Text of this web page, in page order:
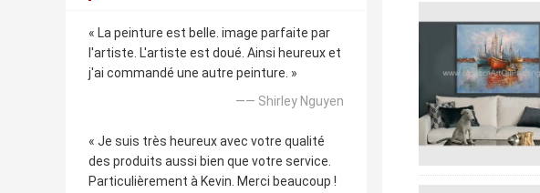
« La peinture est belle. image parfaite par
l'artiste. L'artiste est doué. Ainsi heureux et
j'ai commandé une autre peinture. »
—— Shirley Nguyen
« Je suis très heureux avec votre qualité
des produits aussi bien que votre service.
Particulièrement à Kevin. Merci beaucoup !